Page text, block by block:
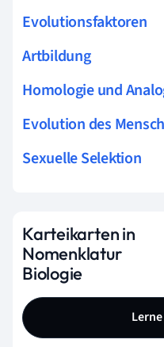
Evolutionsfaktoren
Artbildung
Homologie und
Evolution des
Sexuelle Selektion
Karteikarten in
Nomenklatur
Biologie